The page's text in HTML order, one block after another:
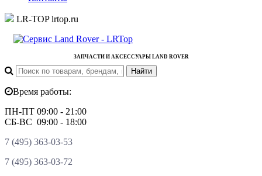
LR-TOP lrtop.ru
ЗАПЧАСТИ И АКСЕССУАРЫ LAND ROVER
Время работы:
ПН-ПТ 09:00 - 21:00
СБ-ВС 09:00 - 18:00
7 (495) 363-03-53
7 (495) 363-03-72